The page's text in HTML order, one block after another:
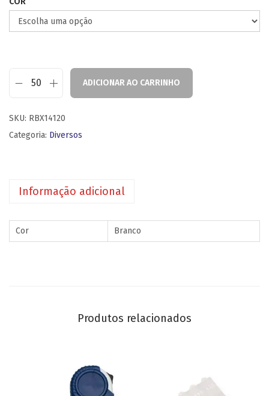
ADICIONAR AO CARRINHO
SKU: RBX14120
Categoria: Diversos
Informação adicional
Cor Branco
Produtos relacionados